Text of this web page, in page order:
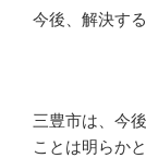
今後、解決す
三豊市は、今
ことは明らか